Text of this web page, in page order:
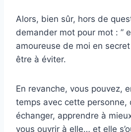
Alors, bien sûr, hors de
demander mot pour mot : ”
amoureuse de moi en
être à éviter.
En revanche, vous pouvez,
temps avec cette personne,
échanger, apprendre à
vous ouvrir à elle… et elle